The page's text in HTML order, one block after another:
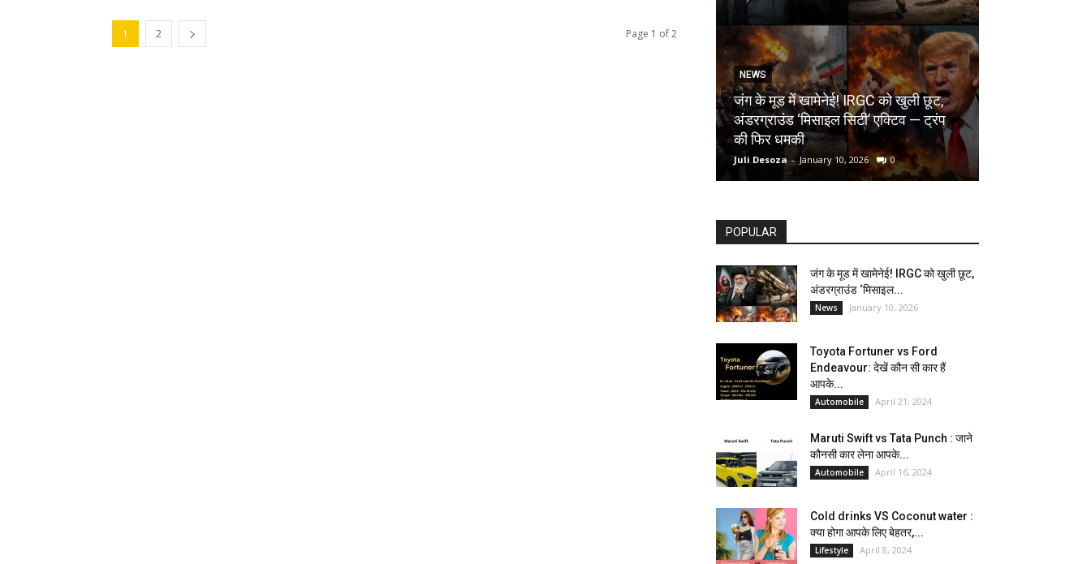
1 2 Page 1 of 2
NEWS
जंग के मूड में खामेनेई! IRGC को खुली छूट,
अंडरग्राउंड ‘मिसाइल सिटी’ एक्टिव — ट्रंप
की फिर धमकी
Juli Desoza - January 10, 2026 0
POPULAR
जंग के मूड में खामेनेई! IRGC को खुली छूट,
अंडरग्राउंड ‘मिसाइल...
News January 10, 2026
Toyota Fortuner vs Ford
Endeavour: देखें कौन सी कार हैं
आपके...
Automobile April 21, 2024
Maruti Swift vs Tata Punch : जाने
कौनसी कार लेना आपके...
Automobile April 16, 2024
Cold drinks VS Coconut water :
क्या होगा आपके लिए बेहतर,...
Lifestyle April 8, 2024